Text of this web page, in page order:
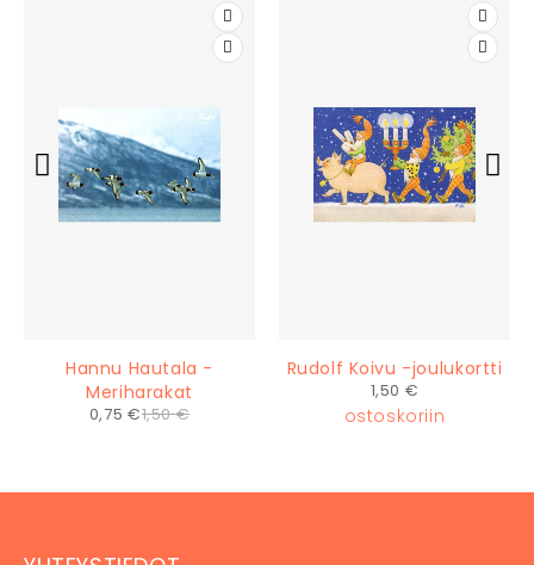
Hannu Hautala -
Meriharakat
1,50€
0,75 €
Rudolf Koivu -joulukortti
1,50 €
ostoskoriin